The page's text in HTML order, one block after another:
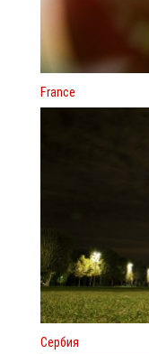
France
Сербия